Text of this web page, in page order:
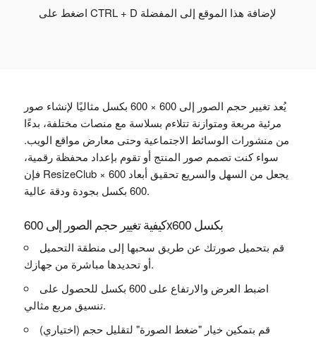
اضغط على CTRL + D لإضافة هذا الموقع إلى المفضلة
يُعد تغيير حجم الصور إلى 600 × 600 بكسل مثاليًا لإنشاء صور
مرئية مربعة ومتوازنة تتلاءم بسلاسة مع منصات مختلفة، بدءًا
من منشورات الوسائط الاجتماعية وحتى معارض مواقع الويب.
سواء كنت تصمم صور المنتج أو تقوم بإعداد محفظة رقمية،
فإن ResizeClub يجعل من السهل والسريع تحقيق أبعاد 600 ×
600 بكسل بجودة ودقة عالية.
كيفية تغيير حجم الصور إلى 600x600 بكسل
قم بتحميل صورتك عن طريق سحبها إلى منطقة التحميل
أو تحديدها مباشرة من جهازك.
اضبط العرض والارتفاع على 600 بكسل للحصول على
تنسيق مربع مثالي.
(اختياري) قم بتمكين خيار "ضغط الصورة" لتقليل حجم